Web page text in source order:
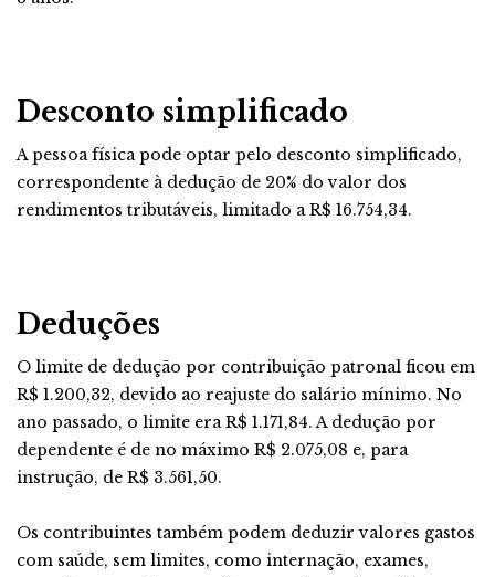
Desconto simplificado
A pessoa física pode optar pelo desconto simplificado,
correspondente à dedução de 20% do valor dos
rendimentos tributáveis, limitado a R$ 16.754,34.
Deduções
O limite de dedução por contribuição patronal ficou em
R$ 1.200,32, devido ao reajuste do salário mínimo. No
ano passado, o limite era R$ 1.171,84. A dedução por
dependente é de no máximo R$ 2.075,08 e, para
instrução, de R$ 3.561,50.
Os contribuintes também podem deduzir valores gastos
com saúde, sem limites, como internação, exames,